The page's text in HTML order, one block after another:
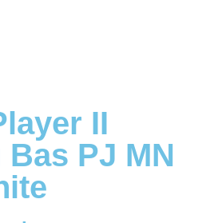
II
PJ MN